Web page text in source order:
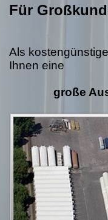
Für
Als
Ihnen eine
große